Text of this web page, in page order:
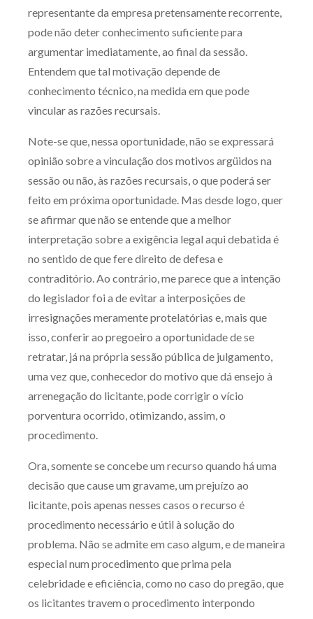
Av. Sete de Setembro, 4698
Batel Curitiba/PR CEP80240-000
Telefone (41) 2109-8666
Whatsapp (41) 98881-6616
representante da empresa pretensamente recorrente,
pode não deter conhecimento suficiente para
argumentar imediatamente, ao final da sessão.
Entendem que tal motivação depende de
conhecimento técnico, na medida em que pode
vincular as razões recursais.
Note-se que, nessa oportunidade, não se expressará
opinião sobre a vinculação dos motivos argüidos na
sessão ou não, às razões recursais, o que poderá ser
feito em próxima oportunidade. Mas desde logo, quer
se afirmar que não se entende que a melhor
interpretação sobre a exigência legal aqui debatida é
no sentido de que fere direito de defesa e
contraditório. Ao contrário, me parece que a intenção
do legislador foi a de evitar a interposições de
irresignações meramente protelatórias e, mais que
isso, conferir ao pregoeiro a oportunidade de se
retratar, já na própria sessão pública de julgamento,
uma vez que, conhecedor do motivo que dá ensejo à
arrenegação do licitante, pode corrigir o vício
porventura ocorrido, otimizando, assim, o
procedimento.
Ora, somente se concebe um recurso quando há uma
decisão que cause um gravame, um prejuízo ao
licitante, pois apenas nesses casos o recurso é
procedimento necessário e útil à solução do
problema. Não se admite em caso algum, e de maneira
especial num procedimento que prima pela
celebridade e eficiência, como no caso do pregão, que
os licitantes travem o procedimento interpondo